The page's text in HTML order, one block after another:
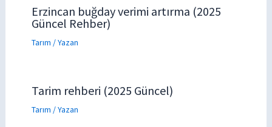
Erzincan buğday verimi artırma (2025
Güncel Rehber)
Tarım / Yazan
Tarim rehberi (2025 Güncel)
Tarım / Yazan